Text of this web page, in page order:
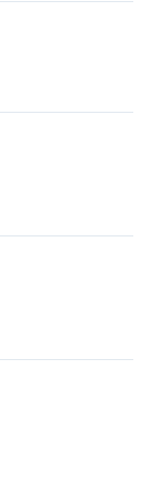
l'isola o la
13 a 100 cm,
GX53 e
lampada
senza
scelta per